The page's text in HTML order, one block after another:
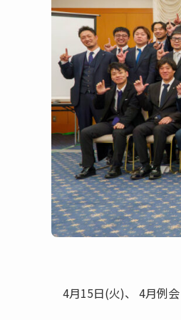
4月15日(火)、 4月例